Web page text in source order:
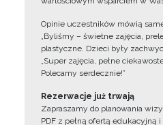
Opinie uczestników mówią
„Byliśmy – świetne zajęcia,
plastyczne. Dzieci były
„Super zajęcia, pełne
Polecamy serdecznie!”
Rezerwacje już trwają
Zapraszamy do planowania
PDF z pełną ofertą edukacyjną